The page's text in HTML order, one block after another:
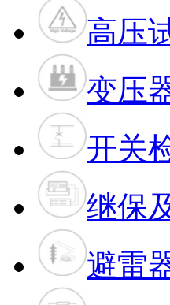
高压
变压
开关
继保
避雷